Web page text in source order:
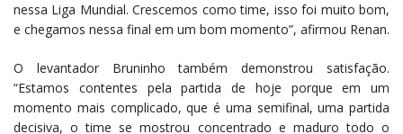
nessa Liga Mundial. Crescemos como time, isso foi muito bom,
e chegamos nessa final em um bom momento”, afirmou Renan.
O levantador Bruninho também demonstrou satisfação.
“Estamos contentes pela partida de hoje porque em um
momento mais complicado, que é uma semifinal, uma partida
decisiva, o time se mostrou concentrado e maduro todo o